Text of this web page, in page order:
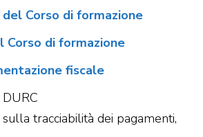
del Corso di formazione
Corso di formazione
fiscale
sulla tracciabilità dei pagamenti,